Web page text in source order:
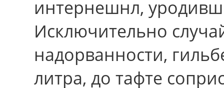
интернешнл,
Исключительно
надорванности,
литра, до тафте